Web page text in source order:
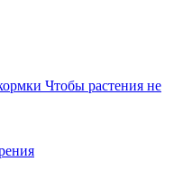
Чтобы растения не